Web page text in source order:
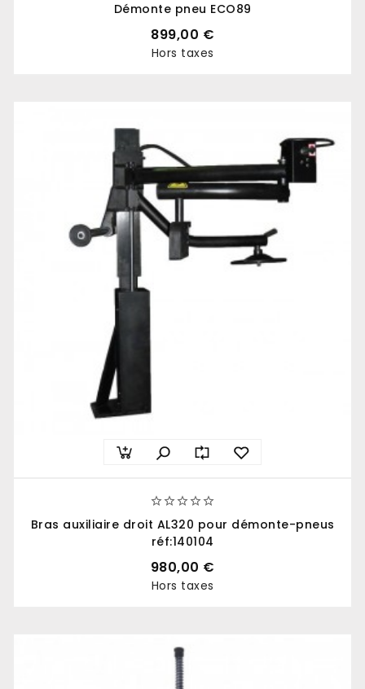
Démonte pneu ECO89
899,00 €
Hors taxes

Bras auxiliaire droit AL320 pour démonte-pneus
réf:140104
980,00 €
Hors taxes